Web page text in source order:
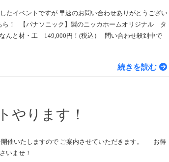
たイベントですが 早速のお問い合わせありがとうござい
！ 【パナソニック】製のニッカホームオリジナル タ
んと材・工 149,000円！(税込） 問い合わせ殺到中で
続きを読む
やります！
催いたしますので ご案内させていただきます。 お得
いませ！